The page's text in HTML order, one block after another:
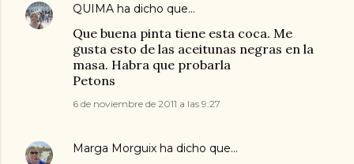
QUIMA ha dicho que…
Que buena pinta tiene esta coca. Me
gusta esto de las aceitunas negras en la
masa. Habra que probarla
Petons
6 de noviembre de 2011 a las 9:27
Marga Morguix ha dicho que…